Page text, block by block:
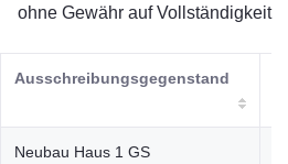
ohne Gewähr auf Vollständigkeit
Ausschreibungsgegenstand
Neubau Haus 1 GS